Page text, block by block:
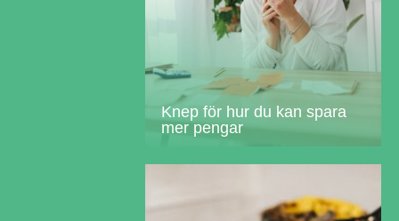
Knep för hur du kan spara
mer pengar